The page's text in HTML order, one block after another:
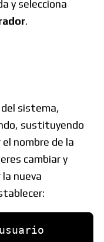
y selecciona
.
sistema,
sustituyendo
el nombre de la
cambiar y
la nueva